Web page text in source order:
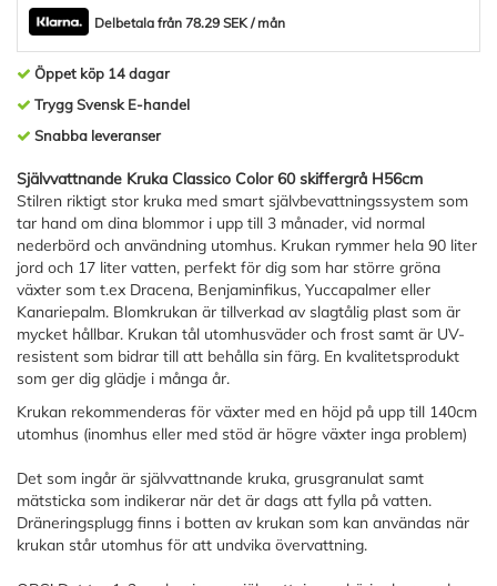
Delbetala från 78.29 SEK / mån
Öppet köp 14 dagar
Trygg Svensk E-handel
Snabba leveranser
Självvattnande Kruka Classico Color 60 skiffergrå H56cm
Stilren riktigt stor kruka med smart självbevattningssystem som
tar hand om dina blommor i upp till 3 månader, vid normal
nederbörd och användning utomhus. Krukan rymmer hela 90 liter
jord och 17 liter vatten, perfekt för dig som har större gröna
växter som t.ex Dracena, Benjaminfikus, Yuccapalmer eller
Kanariepalm. Blomkrukan är tillverkad av slagtålig plast som är
mycket hållbar. Krukan tål utomhusväder och frost samt är UV-
resistent som bidrar till att behålla sin färg. En kvalitetsprodukt
som ger dig glädje i många år.
Krukan rekommenderas för växter med en höjd på upp till 140cm
utomhus (inomhus eller med stöd är högre växter inga problem)
Det som ingår är självvattnande kruka, grusgranulat samt
mätsticka som indikerar när det är dags att fylla på vatten.
Dräneringsplugg finns i botten av krukan som kan användas när
krukan står utomhus för att undvika övervattning.